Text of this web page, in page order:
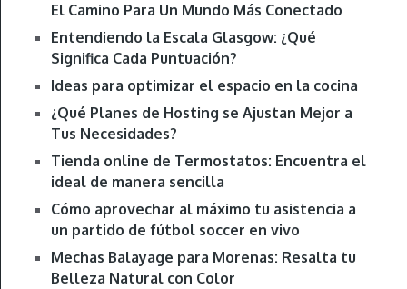
El Camino Para Un Mundo Más Conectado
Entendiendo la Escala Glasgow: ¿Qué
Significa Cada Puntuación?
Ideas para optimizar el espacio en la cocina
¿Qué Planes de Hosting se Ajustan Mejor a
Tus Necesidades?
Tienda online de Termostatos: Encuentra el
ideal de manera sencilla
Cómo aprovechar al máximo tu asistencia a
un partido de fútbol soccer en vivo
Mechas Balayage para Morenas: Resalta tu
Belleza Natural con Color